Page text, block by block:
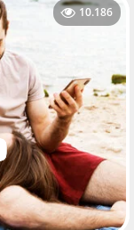
10.186